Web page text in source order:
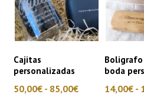
opciones
se
pueden
elegir
Cajitas
personalizadas
50,00€ - 85,00€Rango
boda
14,00€ -